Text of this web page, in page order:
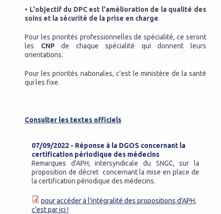
• L'objectif du DPC est l'amélioration de la qualité des
soins et la sécurité de la prise en charge.
Pour les priorités professionnelles de spécialité, ce seront
les CNPde chaque spécialité qui donnent leurs
orientations.
Pour les priorités nationales, c'est le ministère de la santé
qui les fixe.
Consulter les textes officiels
07/09/2022 - Réponse à la DGOS concernant la
certification périodique des médecins
Remarques d'APH, intersyndicale du SNGC, sur la
proposition de décret concernant la mise en place de
la certification périodique des médecins.
pour accéder à l'intégralité des propositions d'APH,
c'est par ici !